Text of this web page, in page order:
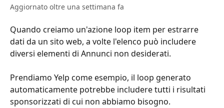
Aggiornato oltre una settimana fa
Quando creiamo un'azione loop item per estrarre
dati da un sito web, a volte l'elenco può includere
diversi elementi di Annunci non desiderati.
Prendiamo Yelp come esempio, il loop generato
automaticamente potrebbe includere tutti i risultati
sponsorizzati di cui non abbiamo bisogno.